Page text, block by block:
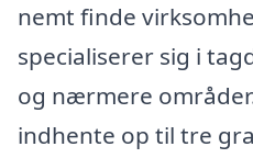
nemt finde
specialiserer sig i
og nærmere
indhente op til tre